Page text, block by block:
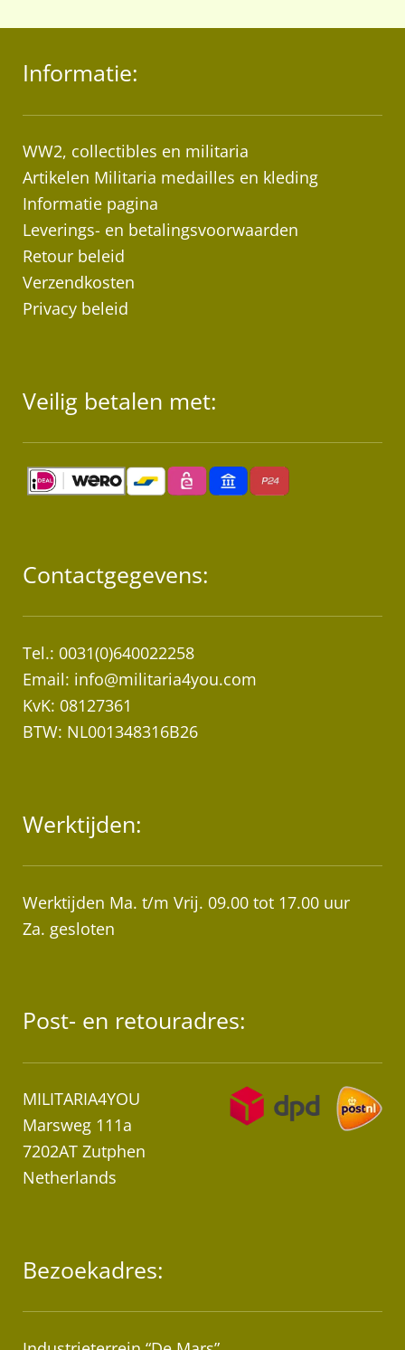
Informatie:
WW2, collectibles en militaria
Artikelen Militaria medailles en kleding
Informatie pagina
Leverings- en betalingsvoorwaarden
Retour beleid
Verzendkosten
Privacy beleid
Veilig betalen met:
Contactgegevens:
Tel.: 0031(0)640022258
Email: info@militaria4you.com
KvK: 08127361
BTW: NL001348316B26
Werktijden:
Werktijden Ma. t/m Vrij. 09.00 tot 17.00 uur
Za. gesloten
Post- en retouradres:
MILITARIA4YOU
Marsweg 111a
7202AT Zutphen
Netherlands
Bezoekadres: